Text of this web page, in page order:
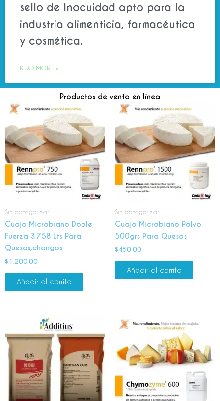
sello de Inocuidad apto para la
industria alimenticia, farmacéutica
y cosmética.
READ MORE »
Productos de venta en línea
Sin categorizar
Cuajo Microbiano Doble
Fuerza 3.758 Lts Para
Quesos,chongos
$ 1,200.00
Añadir al carrito
Sin categorizar
Cuajo Microbiano Polvo
500grs Para Quesos
$450.00
Añadir al carrito